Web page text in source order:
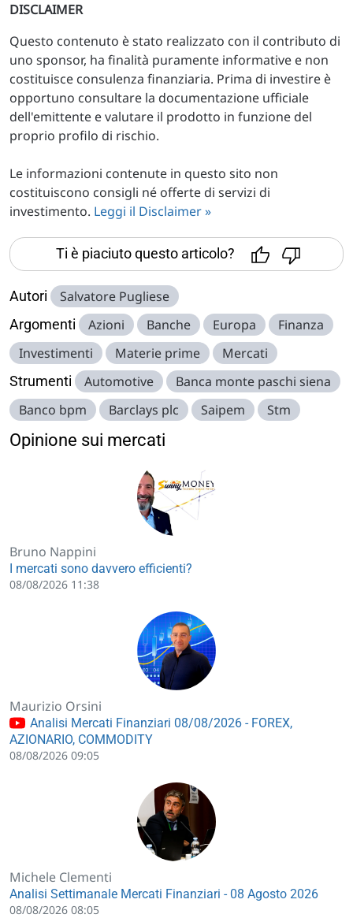
DISCLAIMER
Questo contenuto è stato realizzato con il contributo di
uno sponsor, ha finalità puramente informative e non
costituisce consulenza finanziaria. Prima di investire è
opportuno consultare la documentazione ufficiale
dell'emittente e valutare il prodotto in funzione del
proprio profilo di rischio.
Le informazioni contenute in questo sito non
costituiscono consigli né offerte di servizi di
investimento. Leggi il Disclaimer »
Ti è piaciuto questo articolo?
Autori Salvatore Pugliese
Argomenti Azioni Banche Europa
Finanza
Investimenti
Materie prime Mercati
Strumenti Automotive
Banca monte paschi siena
Banco bpm
Barclays plc Saipem Stm
Opinione sui mercati
Bruno Nappini
I mercati sono davvero efficienti?
08/08/2026 11:38
Maurizio Orsini
Analisi Mercati Finanziari 08/08/2026 - FOREX,
AZIONARIO, COMMODITY
08/08/2026 09:05
Michele Clementi
Analisi Settimanale Mercati Finanziari - 08 Agosto 2026
08/08/2026 08:05